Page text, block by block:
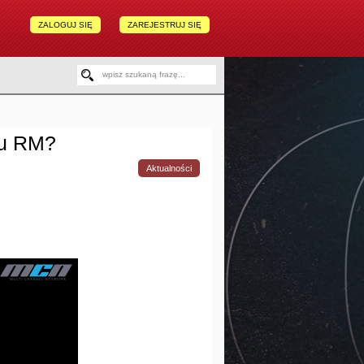
ZAREJESTRUJ SIĘ
ZALOGUJ SIĘ
RM?
Aktualności